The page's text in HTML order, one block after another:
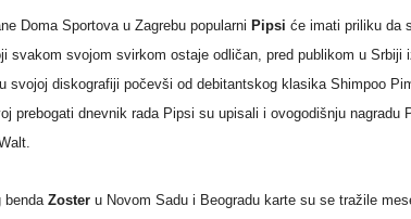
Doma Sportova u Zagrebu popularni Pipsi će imati priliku da
svakom svojom svirkom ostaje odličan, pred publikom u Srbiji
svojoj diskografiji počevši od debitantskog klasika Shimpoo
prebogati dnevnik rada Pipsi su upisali i ovogodišnju nagradu
benda Zoster u Novom Sadu i Beogradu karte su se tražile